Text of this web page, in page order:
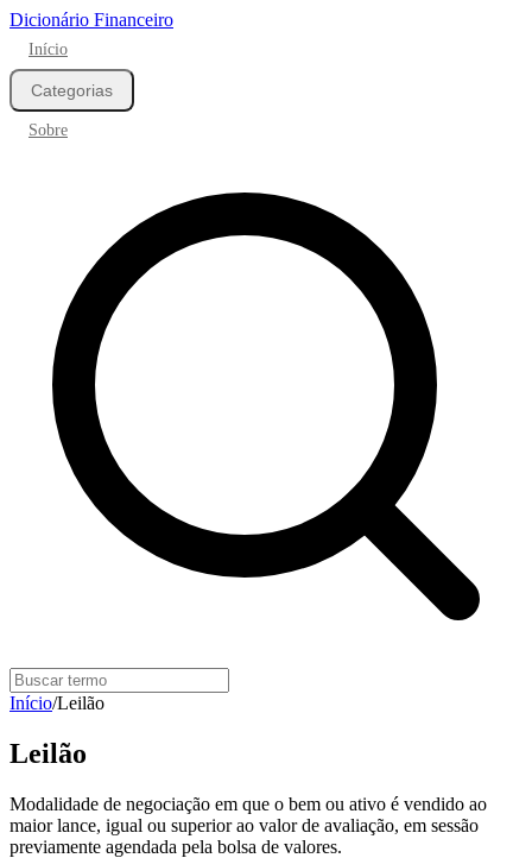
Dicionário Financeiro
Início
Categorias
Sobre
Início/Leilão
Leilão
Modalidade de negociação em que o bem ou ativo é vendido ao
maior lance, igual ou superior ao valor de avaliação, em sessão
previamente agendada pela bolsa de valores.